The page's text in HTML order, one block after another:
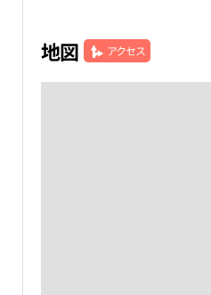
地図 アクセス